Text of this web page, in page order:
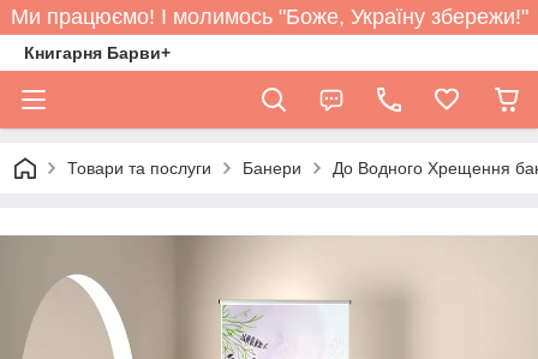
Ми працюємо! І молимось "Боже, Україну збережи!"
Книгарня Барви+
Товари та послуги Банери До Водного Хрещення